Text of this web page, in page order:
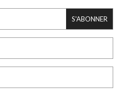
S'ABONNER